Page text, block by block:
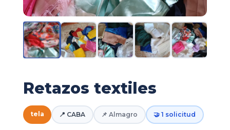
Retazos textiles
tela 📍 CABA 📌 Almagro 🤝 1 solicitud